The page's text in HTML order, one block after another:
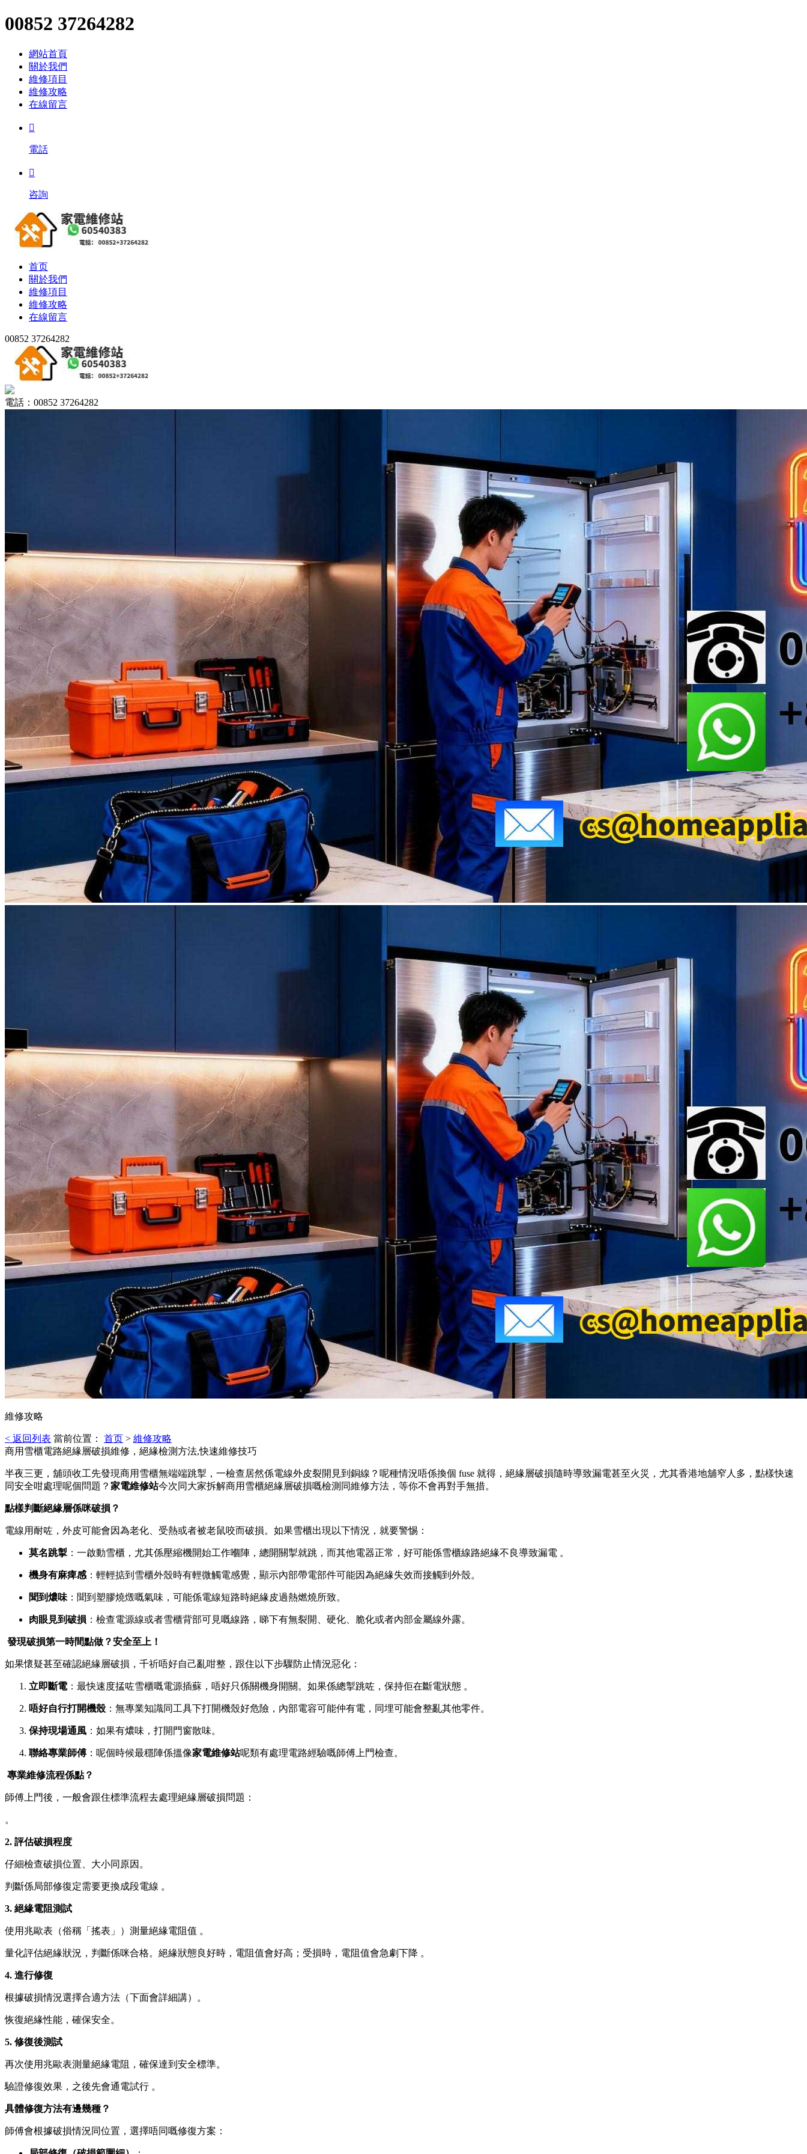
00852 37264282
網站首頁
關於我們
維修項目
維修攻略
在線留言

電話

咨詢
首页
關於我們
維修項目
維修攻略
在線留言
00852 37264282
電話：00852 37264282
維修攻略
< 返回列表 當前位置： 首页 > 維修攻略
商用雪櫃電路絕緣層破損維修，絕緣檢測方法,快速維修技巧
半夜三更，舖頭收工先發現商用雪櫃無端端跳掣，一檢查居然係電線外皮裂開見到銅線？呢種情況唔係換個 fuse 就得，絕緣層破損隨時導致漏電甚至火災，尤其香港地舖窄人多，點樣快速
同安全咁處理呢個問題？ 家電維修站今次同大家拆解商用雪櫃絕緣層破損嘅檢測同維修方法，等你不會再對手無措。
點樣判斷絕緣層係咪破損？
電線用耐咗，外皮可能會因為老化、受熱或者被老鼠咬而破損。如果雪櫃出現以下情況，就要警惕：
莫名跳掣 ：一啟動雪櫃，尤其係壓縮機開始工作嗰陣，總開關掣就跳，而其他電器正常，好可能係雪櫃線路絕緣不良導致漏電 。
機身有麻痺感 ：輕輕掂到雪櫃外殼時有輕微觸電感覺，顯示內部帶電部件可能因為絕緣失效而接觸到外殼。
聞到燶味 ：聞到塑膠燒燬嘅氣味，可能係電線短路時絕緣皮過熱燃燒所致。
肉眼見到破損 ：檢查電源線或者雪櫃背部可見嘅線路，睇下有無裂開、硬化、脆化或者內部金屬線外露。
️ 發現破損第一時間點做？安全至上！
如果懷疑甚至確認絕緣層破損，千祈唔好自己亂咁整，跟住以下步驟防止情況惡化：
立即斷電：最快速度掹咗雪櫃嘅電源插蘇，唔好只係關機身開關。如果係總掣跳咗，保持佢在斷電狀態 。
唔好自行打開機殼：無專業知識同工具下打開機殼好危險，內部電容可能仲有電，同埋可能會整亂其他零件。
保持現場通風 ：如果有燶味，打開門窗散味。
聯絡專業師傅：呢個時候最穩陣係搵像家電維修站呢類有處理電路經驗嘅師傅上門檢查。
️ 專業維修流程係點？
師傅上門後，一般會跟住標準流程去處理絕緣層破損問題：
。
2. 評估破損程度
仔細檢查破損位置、大小同原因。
判斷係局部修復定需要更換成段電線 。
3. 絕緣電阻測試
使用兆歐表（俗稱「搖表」）測量絕緣電阻值 。
量化評估絕緣狀況，判斷係咪合格。絕緣狀態良好時，電阻值會好高；受損時，電阻值會急劇下降 。
4. 進行修復
根據破損情況選擇合適方法（下面會詳細講）。
恢復絕緣性能，確保安全。
5. 修復後測試
再次使用兆歐表測量絕緣電阻，確保達到安全標準。
驗證修復效果，之後先會通電試行 。
具體修復方法有邊幾種？
師傅會根據破損情況同位置，選擇唔同嘅修復方案：